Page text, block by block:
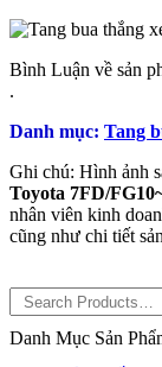
Bình Luận về sản
.
Danh mục: Tang
Ghi chú: Hình ảnh
Toyota 7FD/
nhân viên kinh
cũng như chi tiết
Danh Mục Sản